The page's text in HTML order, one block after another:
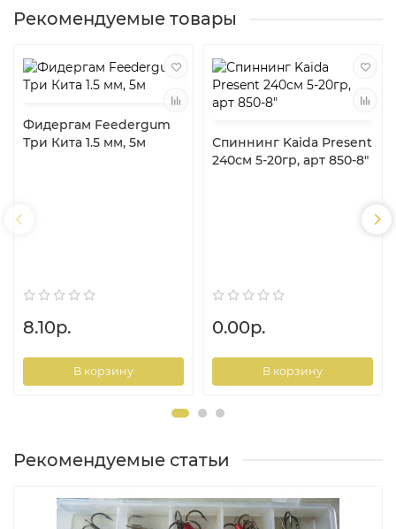
Рекомендуемые товары
Фидергам Feedergum
Три Кита 1.5 мм, 5м
8.10р.
В корзину
Спиннинг Kaida Present
240см 5-20гр, арт 850-8"
0.00р.
В корзину
Рекомендуемые статьи